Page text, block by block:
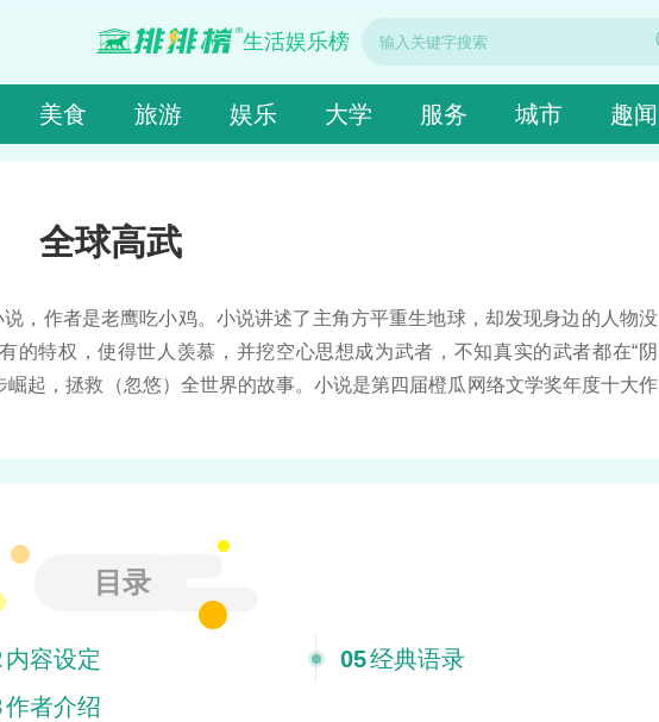
生活娱乐榜
美食 旅游 娱乐 大学 服务 城市 趣闻
全球高武
，作者是老鹰吃小鸡。小说讲述了主角方平重生地球，却发现身边的人物没
的特权，使得世人羡慕，并挖空心思想成为武者，不知真实的武者都在“阴
起，拯救（忽悠）全世界的故事。小说是第四届橙瓜网络文学奖年度十大作
目录
内容设定
作者介绍
05经典语录